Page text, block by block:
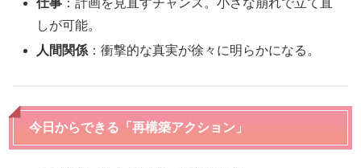
仕事 ：計画を見直すチャンス。小さな崩れで立て直
しが可能。
人間関係 ：衝撃的な真実が徐々に明らかになる。
今日からできる「再構築アクション」